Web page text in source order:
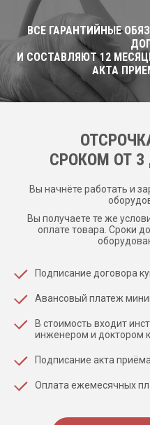
ВСЕ ГАРАНТИЙНЫЕ
И СОСТАВЛЯЮТ 12
АКТА
CРОКОМ ОТ
Вы начнёте работать и
Вы получаете те же
оплате товара. Сроки
Подписание договора
Авансовый платеж
В стоимость входит
инженером и доктором
Подписание акта
Оплата ежемесячных